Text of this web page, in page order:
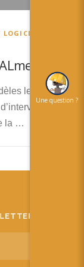
LOGICIELS,
lecteurs de
à
la …
Une question ?